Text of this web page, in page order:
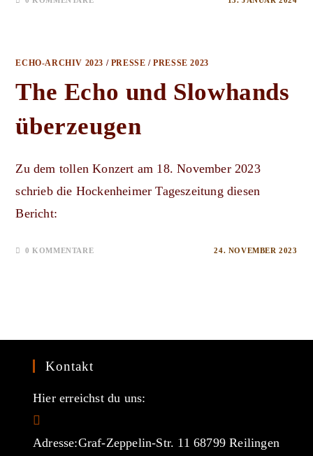
ECHO-ARCHIV 2023 / PRESSE /PRESSE 2023
The Echo und Slowhands
überzeugen
Zu dem tollen Konzert am 18. November 2023
schrieb die Hockenheimer Tageszeitung diesen
Bericht:
0 KOMMENTARE 24. NOVEMBER 2023
Kontakt
Hier erreichst du uns:
Adresse:Graf-Zeppelin-Str. 11 68799 Reilingen